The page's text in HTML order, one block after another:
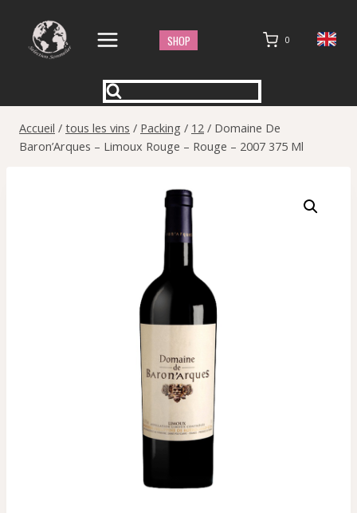
contenu
SHOP 0
Accueil / tous les vins / Packing / 12 / Domaine De
Baron’Arques – Limoux Rouge – Rouge – 2007 375 Ml